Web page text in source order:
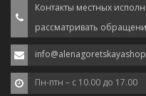
Контакты местных
рассматривать
Пн-птн – с 10.00 до 17.00